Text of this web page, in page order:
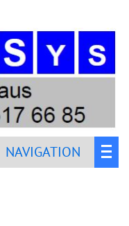
NAVIGATION